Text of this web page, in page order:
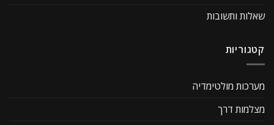
שאלות ותשובות
קטגוריות
מערכות מולטימדיה
מצלמות דרך